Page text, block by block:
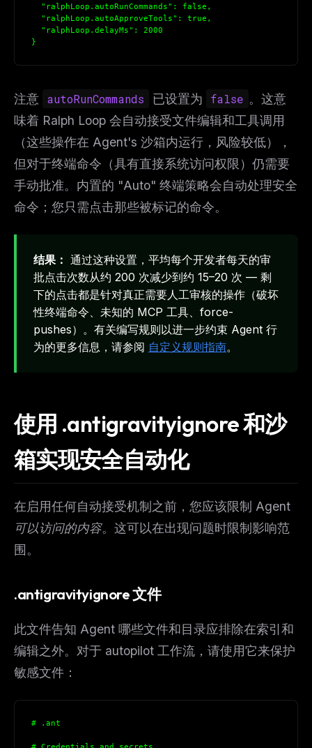
"ralphLoop.autoRunCommands": false,
"ralphLoop.autoApproveTools": true,
"ralphLoop.delayMs": 2000
}
注意 autoRunCommands 已设置为 false 。这意
味着 Ralph Loop 会自动接受文件编辑和工具调用
（这些操作在 Agent's 沙箱内运行，风险较低），
但对于终端命令（具有直接系统访问权限）仍需要
手动批准。内置的 "Auto" 终端策略会自动处理安全
命令；您只需点击那些被标记的命令。
结果： 通过这种设置，平均每个开发者每天的审
批点击次数从约 200 次减少到约 15–20 次 — 剩
下的点击都是针对真正需要人工审核的操作（破坏
性终端命令、未知的 MCP 工具、force-
pushes）。有关编写规则以进一步约束 Agent 行
为的更多信息，请参阅 自定义规则指南。
使用 .antigravityignore 和沙
箱实现安全自动化
在启用任何自动接受机制之前，您应该限制 Agent
可以访问的内容。这可以在出现问题时限制影响范
围。
.antigravityignore 文件
此文件告知 Agent 哪些文件和目录应排除在索引和
编辑之外。对于 autopilot 工作流，请使用它来保护
敏感文件：
# .ant